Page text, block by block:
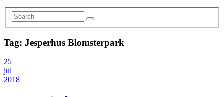
Tag: Jesperhus Blomsterpark
25
jul
2018